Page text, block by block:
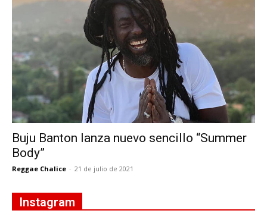
Buju Banton lanza nuevo sencillo “Summer
Body”
Reggae Chalice - 21 de julio de 2021
Instagram